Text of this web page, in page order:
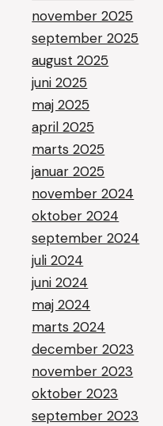
november 2025
september 2025
august 2025
juni 2025
maj 2025
april 2025
marts 2025
januar 2025
november 2024
oktober 2024
september 2024
juli 2024
juni 2024
maj 2024
marts 2024
december 2023
november 2023
oktober 2023
september 2023